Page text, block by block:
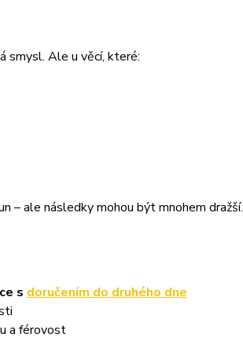
smysl. Ale u věcí, které:
– ale následky mohou být mnohem dražší.
s doručením do druhého dne
a férovost